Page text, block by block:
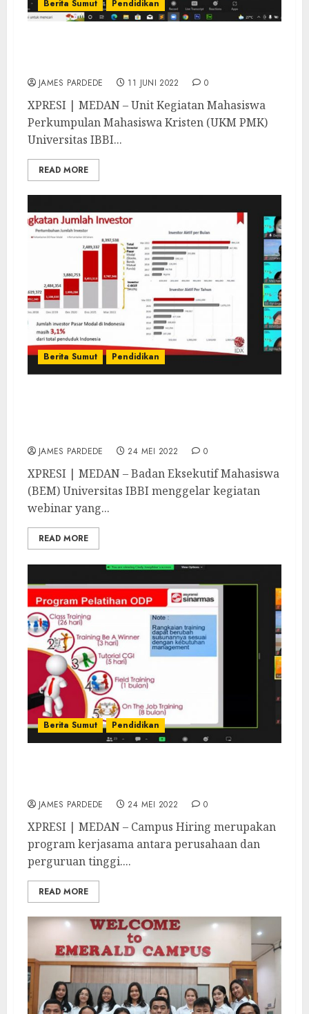
Berita Sumut Pendidikan
JAMES PARDEDE 11 JUNI 2022 0
XPRESI | MEDAN – Unit Kegiatan Mahasiswa
Perkumpulan Mahasiswa Kristen (UKM PMK)
Universitas IBBI...
READ MORE
Berita Sumut Pendidikan
JAMES PARDEDE 24 MEI 2022 0
XPRESI | MEDAN – Badan Eksekutif Mahasiswa
(BEM) Universitas IBBI menggelar kegiatan
webinar yang...
READ MORE
Berita Sumut Pendidikan
JAMES PARDEDE 24 MEI 2022 0
XPRESI | MEDAN – Campus Hiring merupakan
program kerjasama antara perusahaan dan
perguruan tinggi....
READ MORE